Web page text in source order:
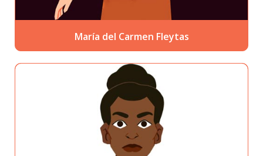
María del Carmen Fleytas